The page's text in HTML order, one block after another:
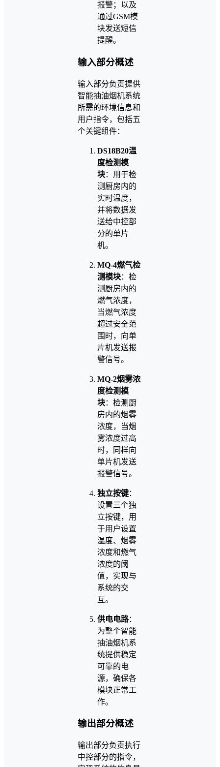
报警；以及
通过GSM模
块发送短信
提醒。
输入部分概述
输入部分负责提供
智能抽油烟机系统
所需的环境信息和
用户指令，包括五
个关键组件：
DS18B20温
度检测模
块：用于检
测厨房内的
实时温度，
并将数据发
送给中控部
分的单片
机。
MQ-4燃气检
测模块：检
测厨房内的
燃气浓度，
当燃气浓度
超过安全范
围时，向单
片机发送报
警信号。
MQ-2烟雾浓
度检测模
块：检测厨
房内的烟雾
浓度，当烟
雾浓度过高
时，同样向
单片机发送
报警信号。
独立按键：
设置三个独
立按键，用
于用户设置
温度、烟雾
浓度和燃气
浓度的阈
值，实现与
系统的交
互。
供电电路：
为整个智能
抽油烟机系
统提供稳定
可靠的电
源，确保各
模块正常工
作。
输出部分概述
输出部分负责执行
中控部分的指令，